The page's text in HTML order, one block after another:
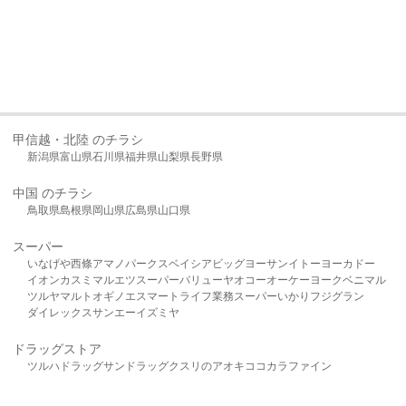
甲信越・北陸 のチラシ
新潟県富山県石川県福井県山梨県長野県
中国 のチラシ
鳥取県島根県岡山県広島県山口県
スーパー
いなげや西條アマノパークスベイシア ビッグヨーサンイトーヨーカドー
イオンカスミ マルエツスーパーバリューヤオコーオーケー ヨークベニマル
ツルヤマルト オギノ エスマート ライフ業務スーパーいかり フジグラン
ダイレックスサンエーイズミヤ
ドラッグストア
ツルハドラッグサンドラッグクスリのアオキ ココカラファイン